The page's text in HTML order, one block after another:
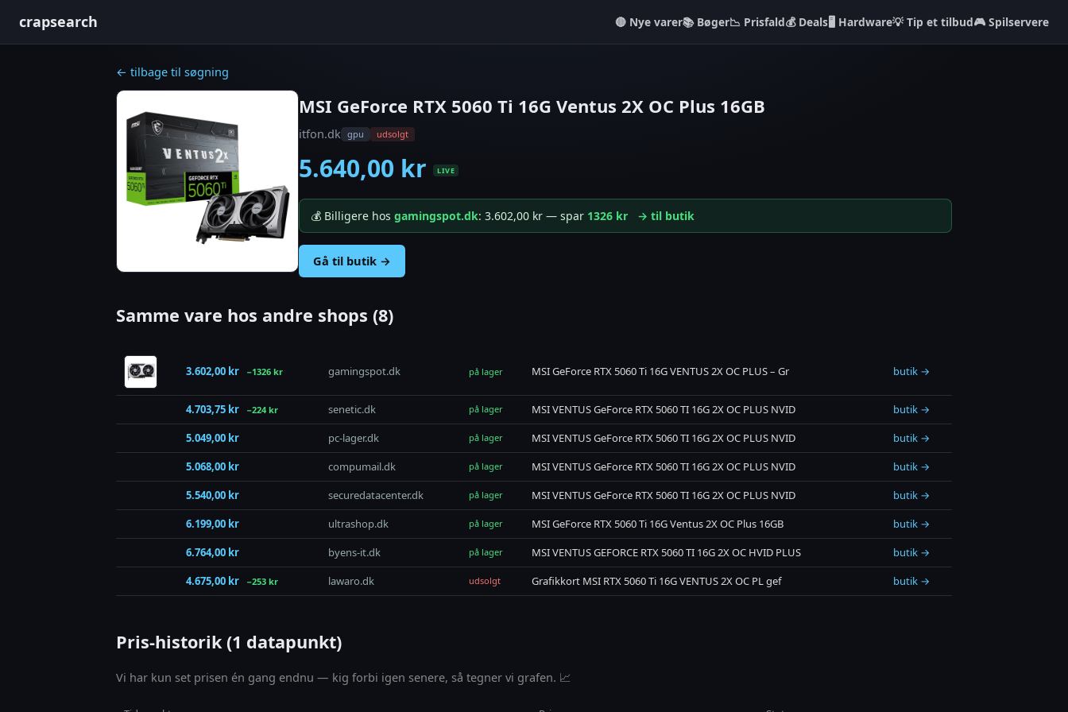
crapsearch Nye varer📚 Bøger📉 Prisfald💰 Deals🖥️ Hardware💡 Tip et tilbud🎮 Spilservere
← tilbage til søgning
MSI GeForce RTX 5060 Ti 16G Ventus 2X OC Plus 16GB
itfon.dk gpu udsolgt
5.640,00 kr LIVE
💰 Billigere hos gamingspot.dk: 3.602,00 kr — spar 1326 kr → til butik
Gå til butik →
Samme vare hos andre shops (8)
3.602,00 kr −1326 kr gamingspot.dk på lager MSI GeForce RTX 5060 Ti 16G VENTUS 2X OC PLUS – Gr butik →
4.703,75 kr −224 kr senetic.dk på lager MSI VENTUS GeForce RTX 5060 TI 16G 2X OC PLUS NVID
butik →
5.049,00 kr
pc-lager.dk på lager MSI VENTUS GeForce RTX 5060 TI 16G 2X OC PLUS NVID
butik →
5.068,00 kr
compumail.dk på lager MSI VENTUS GeForce RTX 5060 TI 16G 2X OC PLUS NVID
butik →
5.540,00 kr
securedatacenter.dk på lager MSI VENTUS GeForce RTX 5060 TI 16G 2X OC PLUS NVID
butik →
6.199,00 kr
ultrashop.dk på lager MSI GeForce RTX 5060 Ti 16G Ventus 2X OC Plus 16GB
butik →
6.764,00 kr
byens-it.dk på lager MSI VENTUS GEFORCE RTX 5060 TI 16G 2X OC HVID PLUS
butik →
4.675,00 kr
−253 kr lawaro.dk udsolgt Grafikkort MSI RTX 5060 Ti 16G VENTUS 2X OC PL gef butik →
Pris-historik (1 datapunkt)
Vi har kun set prisen én gang endnu — kig forbi igen senere, så tegner vi grafen. 📈